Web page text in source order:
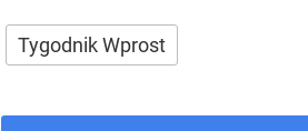
Tygodnik Wprost